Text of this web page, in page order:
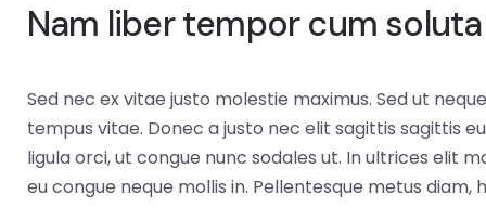
Nam liber tempor cum soluta
Sed nec ex vitae justo molestie maximus. Sed ut
tempus vitae. Donec a justo nec elit sagittis sagittis
ligula orci, ut congue nunc sodales ut. In ultrices elit
eu congue neque mollis in. Pellentesque metus